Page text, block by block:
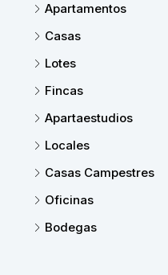
Apartamentos
Casas
Lotes
Fincas
Apartaestudios
Locales
Casas Campestres
Oficinas
Bodegas